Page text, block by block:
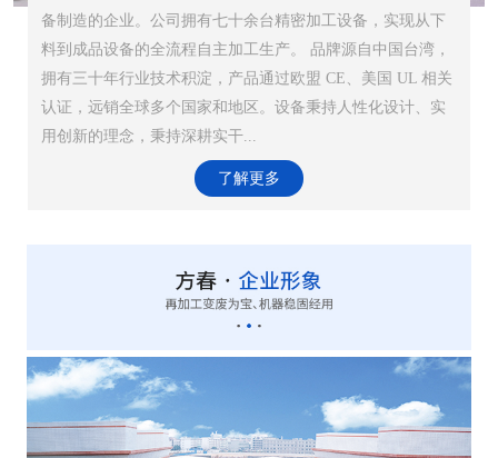
备制造的企业。公司拥有七十余台精密加工设备，实现从下
料到成品设备的全流程自主加工生产。 品牌源自中国台湾，
拥有三十年行业技术积淀，产品通过欧盟 CE、美国 UL 相关
认证，远销全球多个国家和地区。设备秉持人性化设计、实
用创新的理念，秉持深耕实干...
了解更多